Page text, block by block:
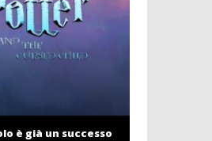
è già un successo